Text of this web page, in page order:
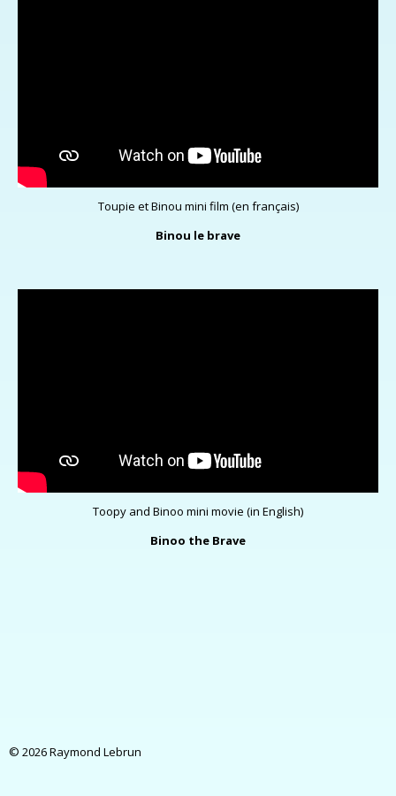
Toupie et Binou mini film (en français)
Binou le brave
Toopy and Binoo mini movie (in English)
Binoo the Brave
© 2026 Raymond Lebrun